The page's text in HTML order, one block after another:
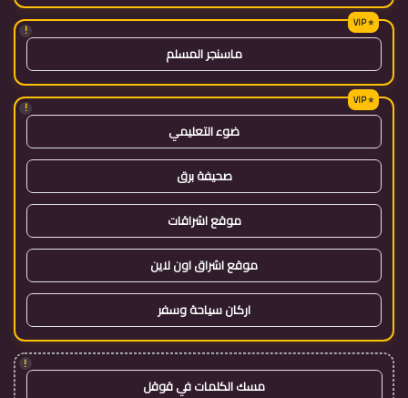
!
ماسنجر المسلم
!
ضوء التعليمي
صحيفة برق
موقع اشراقات
موقع اشراق اون لاين
اركان سياحة وسفر
!
مسك الكلمات في قوقل